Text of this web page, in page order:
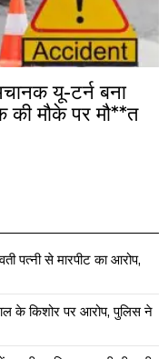
यू-टर्न बना
की मौके पर मौ**त
पत्नी से मारपीट का आरोप,
के किशोर पर आरोप, पुलिस ने